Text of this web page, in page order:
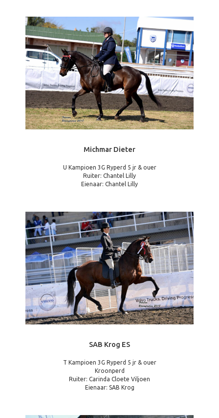
Michmar Dieter
U Kampioen 3G Ryperd 5 jr & ouer
Ruiter: Chantel Lilly
Eienaar: Chantel Lilly
SAB Krog ES
T Kampioen 3G Ryperd 5 jr & ouer
Kroonperd
Ruiter: Carinda Cloete Viljoen
Eienaar: SAB Krog